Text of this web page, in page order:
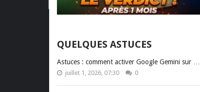
QUELQUES ASTUCES
Astuces : comment activer Google Gemini sur …
juillet 1, 2026, 07:30 0